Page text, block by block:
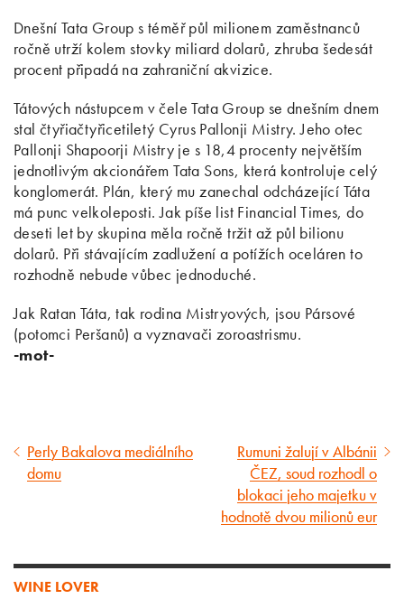
Dnešní Tata Group s téměř půl milionem zaměstnanců
ročně utrží kolem stovky miliard dolarů, zhruba šedesát
procent připadá na zahraniční akvizice.
Tátových nástupcem v čele Tata Group se dnešním dnem
stal čtyřiačtyřicetiletý Cyrus Pallonji Mistry. Jeho otec
Pallonji Shapoorji Mistry je s 18,4 procenty největším
jednotlivým akcionářem Tata Sons, která kontroluje celý
konglomerát. Plán, který mu zanechal odcházející Táta
má punc velkoleposti. Jak píše list Financial Times, do
deseti let by skupina měla ročně tržit až půl bilionu
dolarů. Při stávajícím zadlužení a potížích oceláren to
rozhodně nebude vůbec jednoduché.
Jak Ratan Táta, tak rodina Mistryových, jsou Pársové
(potomci Peršanů) a vyznavači zoroastrismu.
-mot-
Předcházející
článek
Perly Bakalova mediálního
domu
Následující
článek
Rumuni žalují v Albánii
ČEZ, soud rozhodl o
blokaci jeho majetku v
hodnotě dvou milionů eur
WINE LOVER